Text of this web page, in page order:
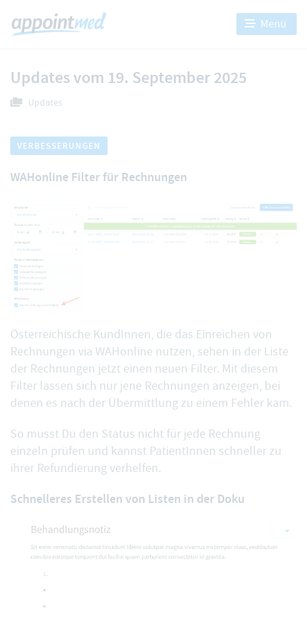
Menü
Updates vom 19. September 2025
Updates
VERBESSERUNGEN
WAHonline Filter für Rechnungen
Österreichische KundInnen, die das Einreichen von
Rechnungen via WAHonline nutzen, sehen in der Liste
der Rechnungen jetzt einen neuen Filter. Mit diesem
Filter lassen sich nur jene Rechnungen anzeigen, bei
denen es nach der Übermittlung zu einem Fehler kam.
So musst Du den Status nicht für jede Rechnung
einzeln prüfen und kannst PatientInnen schneller zu
ihrer Refundierung verhelfen.
Schnelleres Erstellen von Listen in der Doku